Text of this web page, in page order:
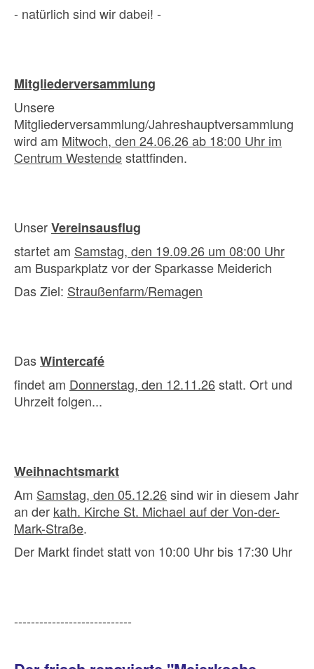
- natürlich sind wir dabei! -
Mitgliederversammlung
Unsere
Mitgliederversammlung/Jahreshauptversammlung
wird am Mitwoch, den 24.06.26 ab 18:00 Uhr im
Centrum Westendestattfinden.
UnserVereinsausflug
startet am Samstag, den 19.09.26 um 08:00 Uhr
am Busparkplatz vor der Sparkasse Meiderich
Das Ziel: Straußenfarm/Remagen
DasWintercafé
findet am Donnerstag, den 12.11.26statt. Ort und
Uhrzeit folgen...
Weihnachtsmarkt
Am Samstag, den 05.12.26sind wir in diesem Jahr
an der kath. Kirche St. Michael auf der Von-der-
Mark-Straße.
Der Markt findet statt von 10:00 Uhr bis 17:30 Uhr
----------------------------